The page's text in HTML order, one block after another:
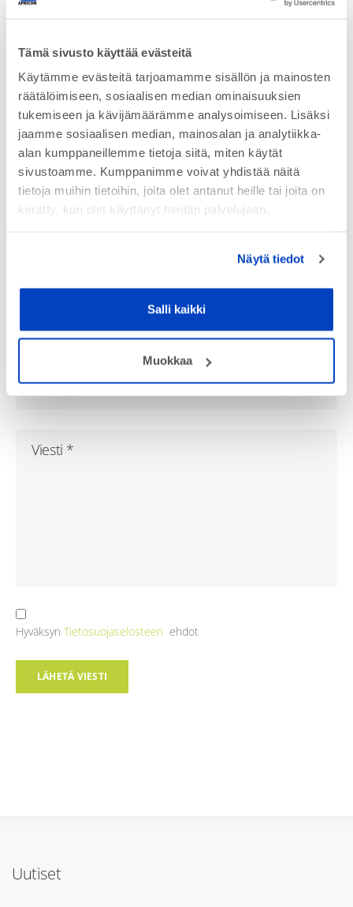
Tämä sivusto käyttää evästeitä
Käytämme evästeitä tarjoamamme sisällön ja mainosten
räätälöimiseen, sosiaalisen median ominaisuuksien
tukemiseen ja kävijämäärämme analysoimiseen. Lisäksi
jaamme sosiaalisen median, mainosalan ja analytiikka-
alan kumppaneillemme tietoja siitä, miten käytät
sivustoamme. Kumppanimme voivat yhdistää näitä
tietoja muihin tietoihin, joita olet antanut heille tai joita on
kerätty, kun olet käyttänyt heidän palvelujaan.
Näytä tiedot
Salli kaikki
Muokkaa
Ota yhteyttä ja kysy lisää
Hyväksyn Tietosuojaselosteen ehdot
Uutiset